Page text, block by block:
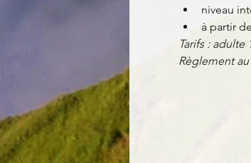
niveau
à partir
Tarifs : adulte
Règlement